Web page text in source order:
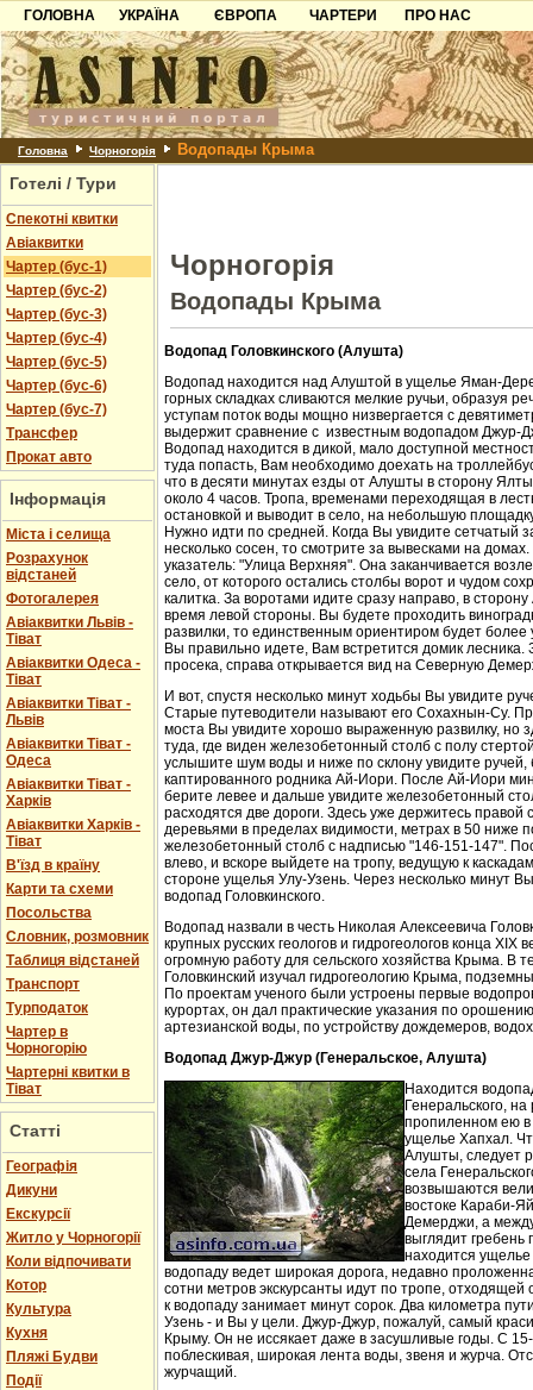
ГОЛОВНА
УКРАЇНА
Карпати
Азов
Причорноморря
Шацьк
ЄВРОПА
Чорногорія
Хорватія
Болгарія
Албанія
ЧАРТЕРИ
ПРО НАС
Контакти
Партнерам
Додати готель
Головна Чорногорія Водопады Крыма
Готелі / Тури
Спекотні квитки
Авіаквитки
Чартер (бус-1)
Чартер (бус-2)
Чартер (бус-3)
Чартер (бус-4)
Чартер (бус-5)
Чартер (бус-6)
Чартер (бус-7)
Трансфер
Прокат авто
Інформація
Міста і селища
Розрахунок
відстаней
Фотогалерея
Авіаквитки Львів -
Тіват
Авіаквитки Одеса -
Тіват
Авіаквитки Тіват -
Львів
Авіаквитки Тіват -
Одеса
Авіаквитки Тіват -
Харків
Авіаквитки Харків -
Тіват
В'їзд в країну
Карти та схеми
Посольства
Словник, розмовник
Таблиця відстаней
Транспорт
Турподаток
Чартер в
Чорногорію
Чартерні квитки в
Тіват
Статті
Географія
Дикуни
Екскурсії
Житло у Чорногорії
Коли відпочивати
Котор
Культура
Кухня
Пляжі Будви
Події
Чорногорія
Водопады Крыма
Водопад Головкинского (Алушта)
Водопад находится над Алуштой в ущелье Яман-
горных складках сливаются мелкие ручьи, образуя
уступам поток воды мощно низвергается с
выдержит сравнение с известным водопадом Джур-
Водопад находится в дикой, мало доступной
туда попасть, Вам необходимо доехать на
что в десяти минутах езды от Алушты в сторону
около 4 часов. Тропа, временами переходящая в
остановкой и выводит в село, на небольшую
Нужно идти по средней. Когда Вы увидите сетчатый
несколько сосен, то смотрите за вывесками на
указатель: "Улица Верхняя". Она заканчивается
село, от которого остались столбы ворот и чудом
калитка. За воротами идите сразу направо, в
время левой стороны. Вы будете проходить
развилки, то единственным ориентиром будет более
Вы правильно идете, Вам встретится домик лесника.
просека, справа открывается вид на Северную
И вот, спустя несколько минут ходьбы Вы увидите
Старые путеводители называют его Сохахнын-Су.
моста Вы увидите хорошо выраженную развилку, но
туда, где виден железобетонный столб с полу
услышите шум воды и ниже по склону увидите
каптированного родника Ай-Иори. После Ай-Иори
берите левее и дальше увидите железобетонный
расходятся две дороги. Здесь уже держитесь правой
деревьями в пределах видимости, метрах в 50 ниже
железобетонный столб с надписью "146-151-147".
влево, и вскоре выйдете на тропу, ведущую к
стороне ущелья Улу-Узень. Через несколько минут
водопад Головкинского.
Водопад назвали в честь Николая Алексеевича
крупных русских геологов и гидрогеологов конца XIX
огромную работу для сельского хозяйства Крыма. В
Головкинский изучал гидрогеологию Крыма,
По проектам ученого были устроены первые
курортах, он дал практические указания по
артезианской воды, по устройству дождемеров,
Водопад Джур-Джур (Генеральское, Алушта)
Находится
Генеральского,
пропиленном ею в
ущелье Хапхал.
Алушты, следует
села
возвышаются
востоке Караби-
Демерджи, а
выглядит гребень
находится
водопаду ведет широкая дорога, недавно
сотни метров экскурсанты идут по тропе, отходящей
к водопаду занимает минут сорок. Два километра
Узень - и Вы у цели. Джур-Джур, пожалуй, самый
Крыму. Он не иссякает даже в засушливые годы. С
поблескивая, широкая лента воды, звеня и журча.
журчащий.